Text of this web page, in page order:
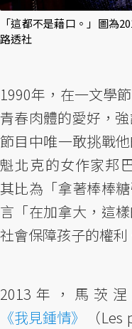
「這都不是藉口。」圖為
路透社
1990年，在一文學
青春肉體的愛好，
節目中唯一敢挑戰
魁北克的女作家邦
其比為「拿著棒棒
言「在加拿大，這
社會保障孩子的權利
2013年，馬茨
《我見鍾情》
（